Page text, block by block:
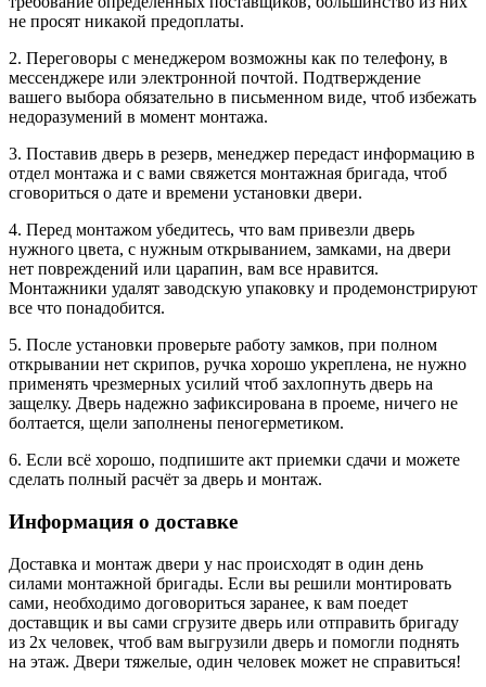
не просят никакой предоплаты.
2. Переговоры с менеджером возможны как по телефону, в
мессенджере или электронной почтой. Подтверждение
вашего выбора обязательно в письменном виде, чтоб избежать
недоразумений в момент монтажа.
3. Поставив дверь в резерв, менеджер передаст информацию в
отдел монтажа и с вами свяжется монтажная бригада, чтоб
сговориться о дате и времени установки двери.
4. Перед монтажом убедитесь, что вам привезли дверь
нужного цвета, с нужным открыванием, замками, на двери
нет повреждений или царапин, вам все нравится.
Монтажники удалят заводскую упаковку и продемонстрируют
все что понадобится.
5. После установки проверьте работу замков, при полном
открывании нет скрипов, ручка хорошо укреплена, не нужно
применять чрезмерных усилий чтоб захлопнуть дверь на
защелку. Дверь надежно зафиксирована в проеме, ничего не
болтается, щели заполнены пеногерметиком.
6. Если всё хорошо, подпишите акт приемки сдачи и можете
сделать полный расчёт за дверь и монтаж.
Информация о доставке
Доставка и монтаж двери у нас происходят в один день
силами монтажной бригады. Если вы решили монтировать
сами, необходимо договориться заранее, к вам поедет
доставщик и вы сами сгрузите дверь или отправить бригаду
из 2х человек, чтоб вам выгрузили дверь и помогли поднять
на этаж. Двери тяжелые, один человек может не справиться!